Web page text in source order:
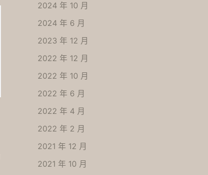
2024 年 10 月
2024 年 6 月
2023 年 12 月
2022 年 12 月
2022 年 10 月
2022 年 6 月
2022 年 4 月
2022 年 2 月
2021 年 12 月
2021 年 10 月